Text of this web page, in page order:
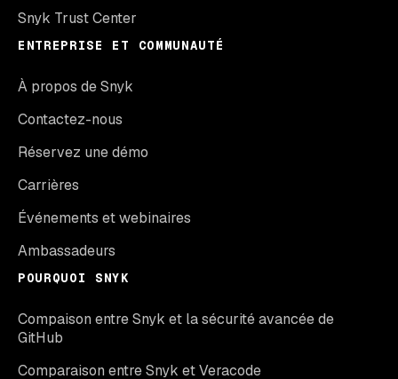
Snyk Trust Center
ENTREPRISE ET COMMUNAUTÉ
À propos de Snyk
Contactez-nous
Réservez une démo
Carrières
Événements et webinaires
Ambassadeurs
POURQUOI SNYK
Compaison entre Snyk et la sécurité avancée de
GitHub
Comparaison entre Snyk et Veracode